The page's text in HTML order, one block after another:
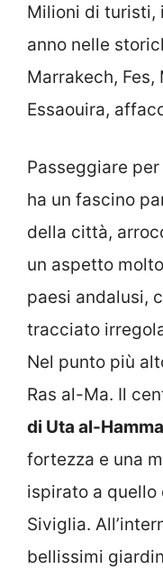
Milioni di turisti,
anno nelle
Marrakech,
Essaouira,
Passeggiare per
ha un fascino
della città,
un aspetto
paesi andalusi,
tracciato
Nel punto più
Ras al-Ma. Il
di Uta al-
fortezza e una
ispirato a quello
Siviglia.
bellissimi